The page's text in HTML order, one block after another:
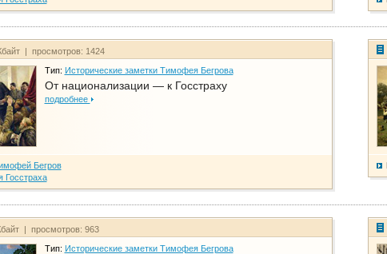
| просмотров: 1424
Тип: Исторические заметки Тимофея Бегрова
От национализации — к Госстраху
подробнее
Бегров
Госстраха
| просмотров: 963
Тип: Исторические заметки Тимофея Бегрова